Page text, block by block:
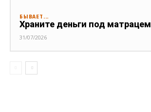
БЫВАЕТ...
Храните деньги под матрацем
31/07/2026